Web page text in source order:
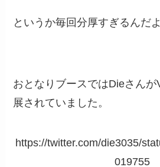
というか毎回分厚すぎるんだ
おとなりブースではDieさんが
展されていました。
https://twitter.com/die3035/
019755